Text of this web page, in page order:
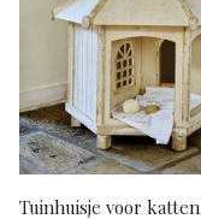
Tuinhuisje voor katten